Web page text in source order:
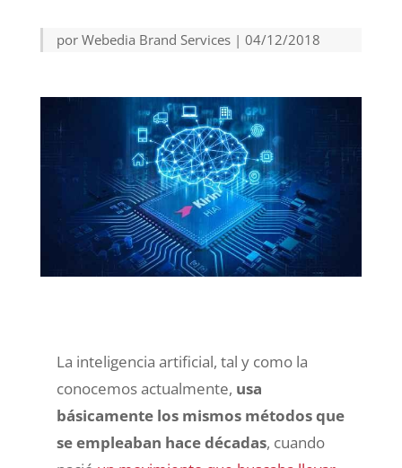
por Webedia Brand Services| 04/12/2018
La inteligencia artificial, tal y como la
conocemos actualmente, usa
básicamente los mismos métodos que
se empleaban hace décadas, cuando